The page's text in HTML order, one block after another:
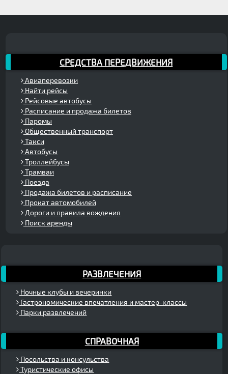
СРЕДСТВА ПЕРЕДВИЖЕНИЯ
Авиаперевозки
Найти рейсы
Рейсовые автобусы
Расписание и продажа билетов
Паромы
Общественный транспорт
Такси
Автобусы
Троллейбусы
Трамваи
Поезда
Продажа билетов и расписание
Прокат автомобилей
Дороги и правила вождения
Поиск аренды
РАЗВЛЕЧЕНИЯ
Ночные клубы и вечеринки
Гастрономические впечатления и мастер-классы
Парки развлечений
СПРАВОЧНАЯ
Посольства и консульства
Туристические офисы